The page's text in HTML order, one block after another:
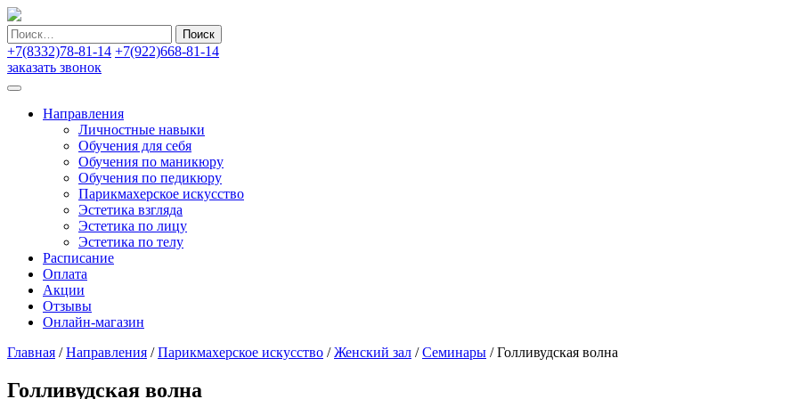
Найти:
+7(8332)78-81-14 +7(922)668-81-14
заказать звонок
Направления
Личностные навыки
Обучения для себя
Обучения по маникюру
Обучения по педикюру
Парикмахерское искусство
Эстетика взгляда
Эстетика по лицу
Эстетика по телу
Расписание
Оплата
Акции
Отзывы
Онлайн-магазин
Главная /Направления /Парикмахерское искусство /Женский зал /Семинары /Голливудская волна
Голливудская волна